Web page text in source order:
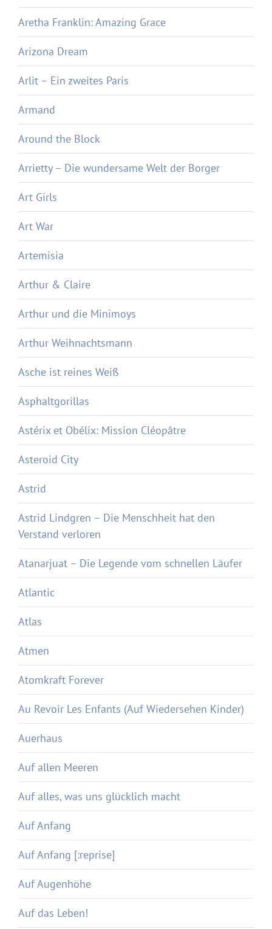
Aretha Franklin: Amazing Grace
Arizona Dream
Arlit – Ein zweites Paris
Armand
Around the Block
Arrietty – Die wundersame Welt der Borger
Art Girls
Art War
Artemisia
Arthur & Claire
Arthur und die Minimoys
Arthur Weihnachtsmann
Asche ist reines Weiß
Asphaltgorillas
Astérix et Obélix: Mission Cléopâtre
Asteroid City
Astrid
Astrid Lindgren – Die Menschheit hat den
Verstand verloren
Atanarjuat – Die Legende vom schnellen Läufer
Atlantic
Atlas
Atmen
Atomkraft Forever
Au Revoir Les Enfants (Auf Wiedersehen Kinder)
Auerhaus
Auf allen Meeren
Auf alles, was uns glücklich macht
Auf Anfang
Auf Anfang [:reprise]
Auf Augenhöhe
Auf das Leben!